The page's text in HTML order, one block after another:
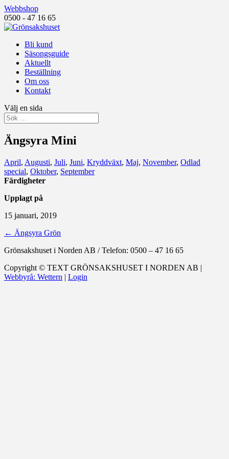
Webbshop
0500 - 47 16 65
Bli kund
Säsongsguide
Aktuellt
Beställning
Om oss
Kontakt
Välj en sida
Ängsyra Mini
April, Augusti, Juli, Juni, Kryddväxt, Maj, November, Odlad
special, Oktober, September
Färdigheter
Upplagt på
15 januari, 2019
← Ängsyra Grön
Grönsakshuset i Norden AB /Telefon: 0500 – 47 16 65
Copyright © TEXT GRÖNSAKSHUSET I NORDEN AB |
Webbyrå: Wettern | Login